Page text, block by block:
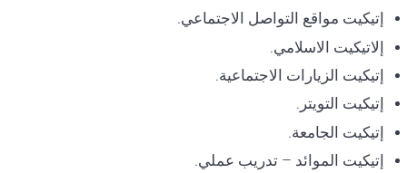
إتيكيت مواقع التواصل الاجتماعي.
إلاتيكيت الاسلامي.
إتيكيت الزيارات الاجتماعية.
إتيكيت التويتر.
إتيكيت الجامعة.
إتيكيت الموائد – تدريب عملي.